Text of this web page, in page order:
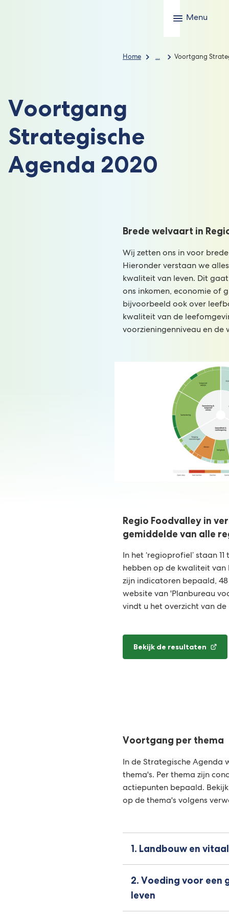
Menu
Home ... Voortgang
Voortgang
Strategische
Agenda 2020
Brede welvaart in
Wij zetten ons in voor
Hieronder verstaan we
kwaliteit van leven. Dit
ons inkomen, economie of
bijvoorbeeld ook over
kwaliteit van de
voorzieningenniveau en de
Regio Foodvalley in
gemiddelde van alle
In het ‘regioprofiel’ staan
hebben op de kwaliteit van
zijn indicatoren bepaald,
website van 'Planbureau
vindt u het overzicht van de
Bekijk de resultaten
(Verwijst
Voortgang per thema
In de Strategische Agenda
thema's. Per thema zijn
actiepunten bepaald.
op de thema's volgens
1. Landbouw en
2. Voeding voor een
leven